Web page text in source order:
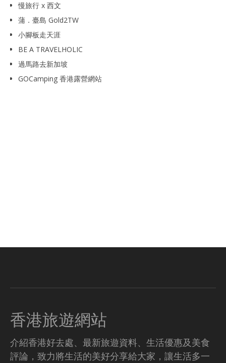
慢旅行 x 西文
蒲．臺島 Gold2TW
小腳板走天涯
BE A TRAVELHOLIC
過馬路去新加坡
GOCamping 香港露營網站
香港旅遊網站
介紹香港好去處、最新旅遊資料、生活優惠及美食
評論，致力將生活的美好分享給大家，讓生活多一